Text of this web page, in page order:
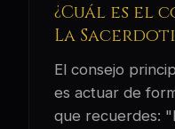
¿Cuál es el
La
El consejo
es actuar de
que recuerdes: